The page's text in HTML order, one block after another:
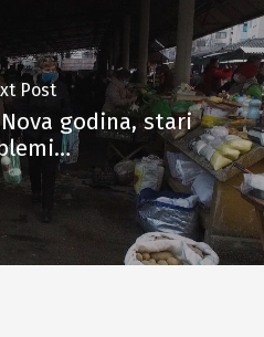
Post
godina, stari